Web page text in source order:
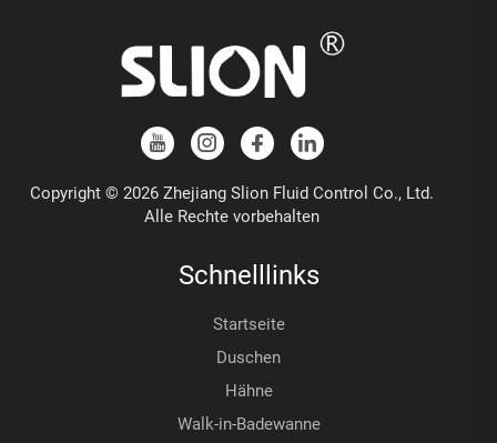
Copyright © 2026 Zhejiang Slion Fluid Control Co., Ltd.
Alle Rechte vorbehalten
Schnelllinks
Startseite
Duschen
Hähne
Walk-in-Badewanne